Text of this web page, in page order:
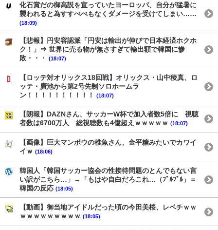
化石賞だの御高説を宣っていたヨーロッパ、自分が猛暑に
襲われると為すすべべもなくダメージを受けてしまい……
(18:09)
【悲報】円安容認派「円安は輸出が伸びで日本経済ホクホ
ク！」⇒ 世界に売る物が無さすぎて輸出額で韓国に惨
敗・・・
(18:07)
【ロッテ対オリックス18回戦】オリックス・山中稜真、ロ
ッテ・廣池から第2号先制ソロホームラ
ン！！！！！！！！！！
(18:07)
【朗報】DAZNさん、サッカーW杯で加入者数5倍に 視聴
者数は6700万人 総視聴数も4億超えｗｗｗｗｗ (18:07)
【画像】巨大マンボウの稚魚さん、金平糖みたいでカワイ
イｗ (18:06)
韓国人「韓国サッカー協会の性接待問題のとんでもない言
い訳がこちら…」→「もはや自白だろこれ…（ﾌﾞﾙﾌﾞﾙ」＝
韓国の反応 (18:05)
【動画】御当地アイドルだった頃の今田美桜、レベチｗｗ
ｗｗｗｗｗｗｗｗｗ (18:05)